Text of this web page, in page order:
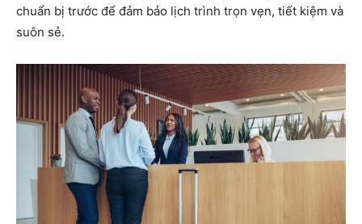
chuẩn bị trước để đảm bảo lịch trình trọn vẹn, tiết kiệm và
suôn sẻ.